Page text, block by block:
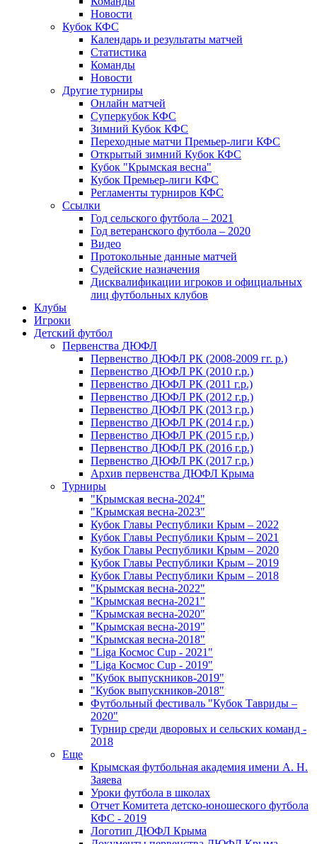
Новости
Кубок КФС
Календарь и результаты матчей
Статистика
Команды
Новости
Другие турниры
Онлайн матчей
Суперкубок КФС
Зимний Кубок КФС
Переходные матчи Премьер-лиги КФС
Открытый зимний Кубок КФС
Кубок "Крымская весна"
Кубок Премьер-лиги КФС
Регламенты турниров КФС
Ссылки
Год сельского футбола – 2021
Год ветеранского футбола – 2020
Видео
Протокольные данные матчей
Судейские назначения
Дисквалификации игроков и официальных
лиц футбольных клубов
Клубы
Игроки
Детский футбол
Первенства ДЮФЛ
Первенство ДЮФЛ РК (2008-2009 гг. р.)
Первенство ДЮФЛ РК (2010 г.р.)
Первенство ДЮФЛ РК (2011 г.р.)
Первенство ДЮФЛ РК (2012 г.р.)
Первенство ДЮФЛ РК (2013 г.р.)
Первенство ДЮФЛ РК (2014 г.р.)
Первенство ДЮФЛ РК (2015 г.р.)
Первенство ДЮФЛ РК (2016 г.р.)
Первенство ДЮФЛ РК (2017 г.р.)
Архив первенства ДЮФЛ Крыма
Турниры
"Крымская весна-2024"
"Крымская весна-2023"
Кубок Главы Республики Крым – 2022
Кубок Главы Республики Крым – 2021
Кубок Главы Республики Крым – 2020
Кубок Главы Республики Крым – 2019
Кубок Главы Республики Крым – 2018
"Крымская весна-2022"
"Крымская весна-2021"
"Крымская весна-2020"
"Крымская весна-2019"
"Крымская весна-2018"
"Liga Космос Cup - 2021"
"Liga Космос Cup - 2019"
"Кубок выпускников-2019"
"Кубок выпускников-2018"
Футбольный фестиваль "Кубок Тавриды –
2020"
Турнир среди дворовых и сельских команд -
2018
Еще
Крымская футбольная академия имени А. Н.
Заяева
Уроки футбола в школах
Отчет Комитета детско-юношеского футбола
КФС - 2019
Логотип ДЮФЛ Крыма